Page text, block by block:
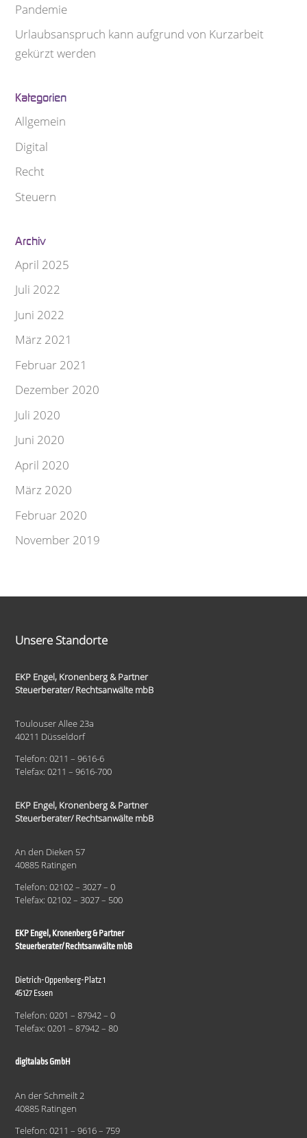
Pandemie
Urlaubs­an­spruch kann auf­grund von Kurz­ar­beit
gekürzt werden
Kate­go­rien
Allgemein
Digital
Recht
Steuern
Archiv
April 2025
Juli 2022
Juni 2022
März 2021
Februar 2021
Dezember 2020
Juli 2020
Juni 2020
April 2020
März 2020
Februar 2020
November 2019
Unsere Standorte
EKP Engel, Kronenberg & Partner
Steuerberater/ Rechtsanwälte mbB
Toulouser Allee 23a
40211 Düsseldorf
Telefon: 0211 – 9616-6
Telefax: 0211 – 9616-700
EKP Engel, Kronenberg & Partner
Steuerberater/ Rechtsanwälte mbB
An den Dieken 57
40885 Ratingen
Telefon: 02102 – 3027 – 0
Telefax: 02102 – 3027 – 500
EKP Engel, Kronenberg & Partner
Steuerberater/ Rechtsanwälte mbB
Dietrich-Oppenberg-Platz 1
45127 Essen
Telefon: 0201 – 87942 – 0
Telefax: 0201 – 87942 – 80
digitalabs GmbH
An der Schmeilt 2
40885 Ratingen
Telefon: 0211 – 9616 – 759